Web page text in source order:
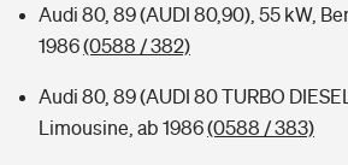
Audi 80, 89 (AUDI 80,90), 55 kW,
1986(0588 / 382)
Audi 80, 89 (AUDI 80 TURBO
Limousine, ab 1986(0588 / 383)